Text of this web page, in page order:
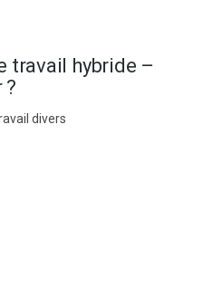
travail hybride –
?
divers